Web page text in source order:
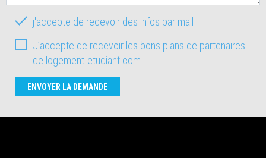
j'accepte de recevoir des infos par mail
J’accepte de recevoir les bons plans de partenaires
de logement-etudiant.com
ENVOYER LA DEMANDE